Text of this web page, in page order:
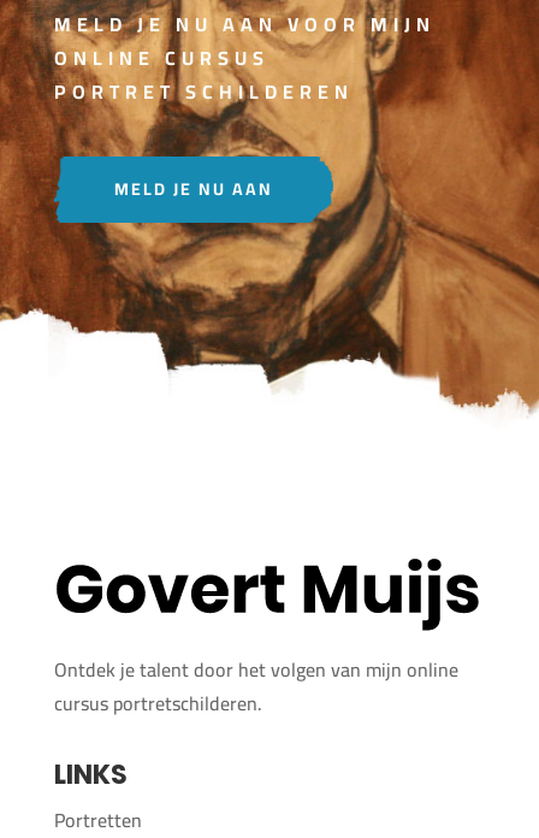
MELD JE NU AAN VOOR MIJN
ONLINE CURSUS
PORTRET SCHILDEREN
MELD JE NU AAN
Ontdek je talent door het volgen van mijn online
cursus portretschilderen.
LINKS
Portretten